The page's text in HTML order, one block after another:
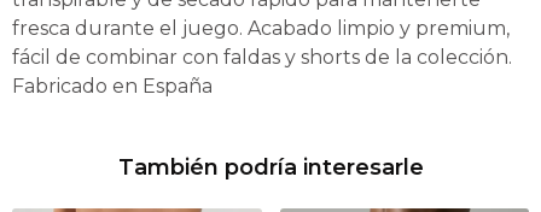
fresca durante el juego. Acabado limpio y premium,
fácil de combinar con faldas y shorts de la colección.
Fabricado en España
También podría interesarle